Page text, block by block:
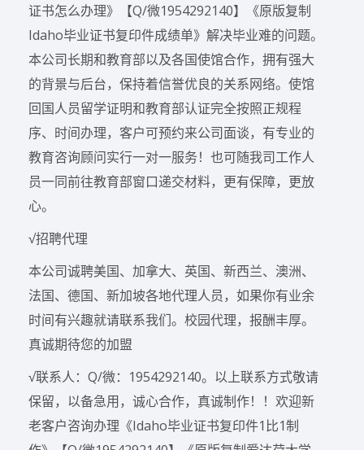
证书怎么办理》【Q/微1954292140】《原版复制
Idaho毕业证书复印件成绩单》解决毕业难的问题。
本公司长期和教育部以及各国使馆合作，拥有强大
的背景与后台，保持着信誉优良的关系网络。使馆
回国人员留学证明和教育部认证完全按照正规程
序、时间办理，客户可预约来公司面谈，有专业的
教育咨询顾问实行一对一服务！也可随我司工作人
员一同前往教育部窗口递交材料，更有保障，更放
心。
√招聘代理
本公司诚聘美国、加拿大、英国、新西兰、澳洲、
法国、德国、新加坡各地代理人员，如果你有业余
时间有兴趣就请联系我们。校园代理，报酬丰厚。
真诚期待您的加盟
√联系人：Q/微：1954292140。以上联系方式敬请
保留，以备急用，诚心合作，真诚制作！！欢迎新
老客户咨询办理《Idaho毕业证书复印件1比1制